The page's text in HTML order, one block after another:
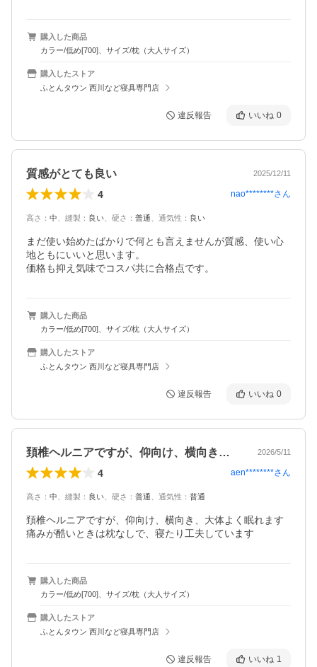
購入した商品
カラー/低め[700]、サイズ/枕（大人サイズ）
購入したストア
ふとんタウン 西川など寝具専門店
違反報告 いいね 0
質感がとても良い 2025/12/11
4 nao********さん
高さ ： 中 縫製 ： 良い 硬さ ： 普通 通気性 ： 良い
まだ使い始めたばかりで何とも言えませんが質感、使い心
地ともにいいと思います。
価格も抑え気味でコスパ共に合格点です。
購入した商品
カラー/低め[700]、サイズ/枕（大人サイズ）
購入したストア
ふとんタウン 西川など寝具専門店
違反報告 いいね 0
頚椎ヘルニアですが、仰向け、横向き、大… 2026/5/11
4 aen********さん
高さ ： 中 縫製 ： 良い 硬さ ： 普通 通気性 ： 普通
頚椎ヘルニアですが、仰向け、横向き、大体よく眠れます
痛みが酷いときは枕なしで、寝たり工夫しています
購入した商品
カラー/低め[700]、サイズ/枕（大人サイズ）
購入したストア
ふとんタウン 西川など寝具専門店
違反報告 いいね 1